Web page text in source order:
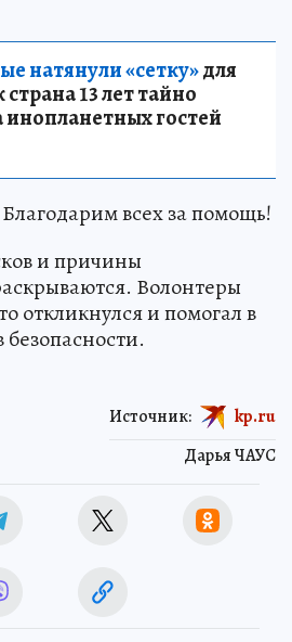
натянули «сетку»для
13 лет тайно
инопланетных гостей
всех за помощь!
и причины
Волонтеры
откликнулся и помогал в
Дарья ЧАУС
Источник: kp.ru